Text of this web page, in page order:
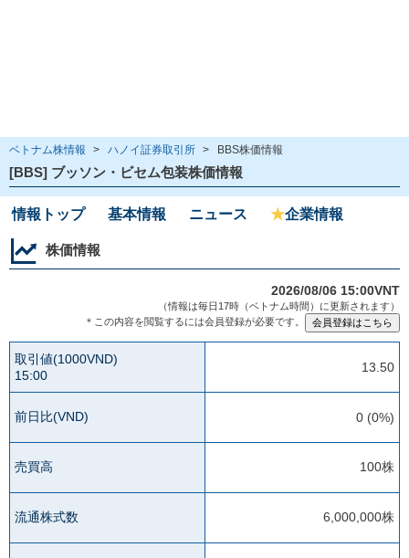
ベトナム株情報 > ハノイ証券取引所 > BBS株価情報
[BBS] ブッソン・ビセム包装株価情報
情報トップ 基本情報 ニュース ★企業情報
株価情報
2026/08/06 15:00VNT
（情報は毎日17時（ベトナム時間）に更新されます）
＊この内容を閲覧するには会員登録が必要です。
取引値(1000VND)
15:00
13.50
前日比(VND) 0 (0%)
売買高 100株
流通株式数 6,000,000株